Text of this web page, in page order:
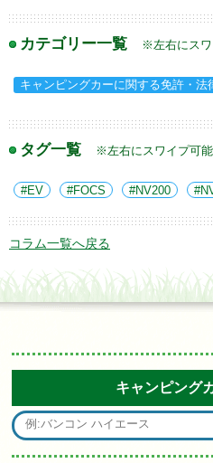
カテゴリー一覧 ※左右にス
キャンピングカーに関する免許・法
タグ一覧 ※左右にスワイプ可能
EV FOCS NV200
コラム一覧へ戻る
キャンピング